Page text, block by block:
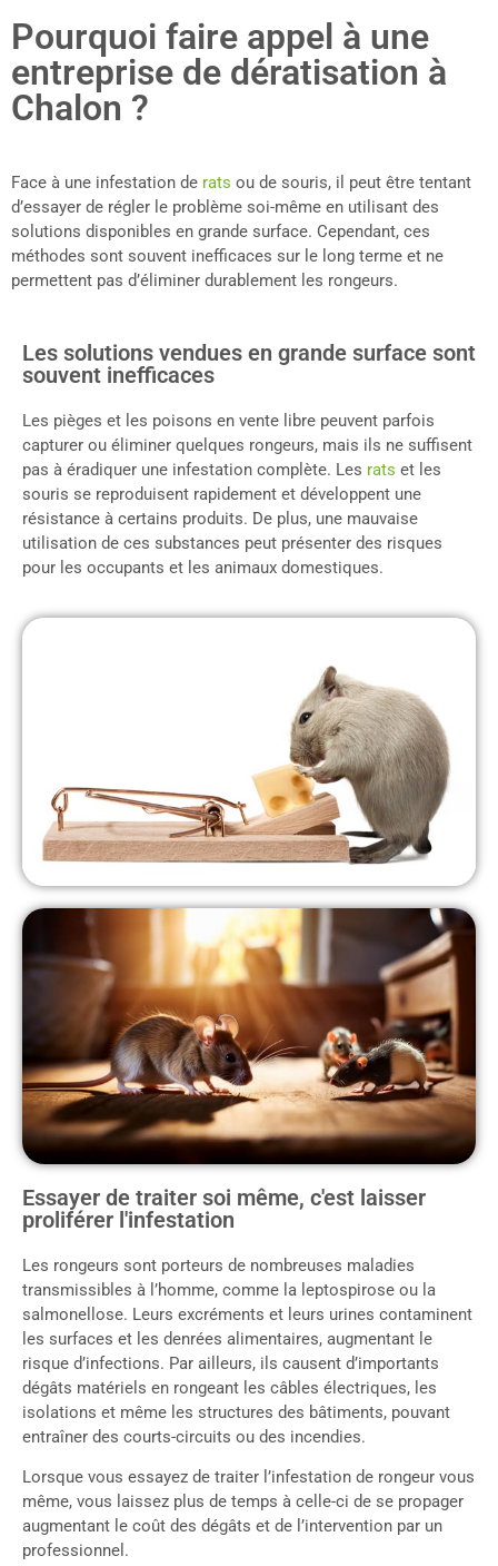
Pourquoi faire appel à une
entreprise de dératisation à
Chalon ?
Face à une infestation de rats ou de souris, il peut être tentant
d’essayer de régler le problème soi-même en utilisant des
solutions disponibles en grande surface. Cependant, ces
méthodes sont souvent inefficaces sur le long terme et ne
permettent pas d’éliminer durablement les rongeurs.
Les solutions vendues en grande surface sont
souvent inefficaces
Les pièges et les poisons en vente libre peuvent parfois
capturer ou éliminer quelques rongeurs, mais ils ne suffisent
pas à éradiquer une infestation complète. Les rats et les
souris se reproduisent rapidement et développent une
résistance à certains produits. De plus, une mauvaise
utilisation de ces substances peut présenter des risques
pour les occupants et les animaux domestiques.
Essayer de traiter soi même, c'est laisser
proliférer l'infestation
Les rongeurs sont porteurs de nombreuses maladies
transmissibles à l’homme, comme la leptospirose ou la
salmonellose. Leurs excréments et leurs urines contaminent
les surfaces et les denrées alimentaires, augmentant le
risque d’infections. Par ailleurs, ils causent d’importants
dégâts matériels en rongeant les câbles électriques, les
isolations et même les structures des bâtiments, pouvant
entraîner des courts-circuits ou des incendies.
Lorsque vous essayez de traiter l’infestation de rongeur vous
même, vous laissez plus de temps à celle-ci de se propager
augmentant le coût des dégâts et de l’intervention par un
professionnel.